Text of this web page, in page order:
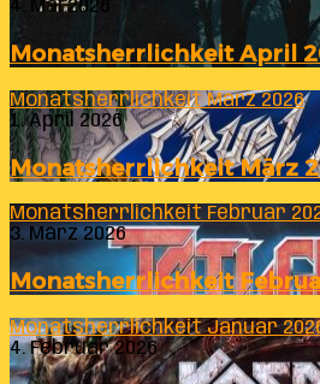
4. Mai 2026
Monatsherrlichkeit April
Monatsherrlichkeit März 2026
1. April 2026
Monatsherrlichkeit März
Monatsherrlichkeit Februar
3. März 2026
Monatsherrlichkeit
Monatsherrlichkeit Januar
4. Februar 2026